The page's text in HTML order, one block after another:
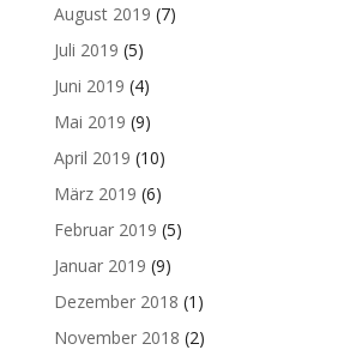
August 2019 (7)
Juli 2019 (5)
Juni 2019 (4)
Mai 2019 (9)
April 2019 (10)
März 2019 (6)
Februar 2019 (5)
Januar 2019 (9)
Dezember 2018 (1)
November 2018 (2)